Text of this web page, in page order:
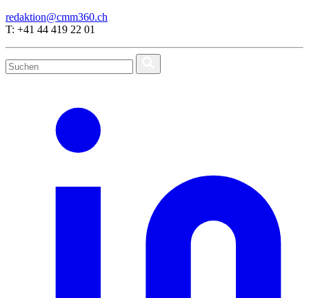
redaktion@cmm360.ch
T: +41 44 419 22 01